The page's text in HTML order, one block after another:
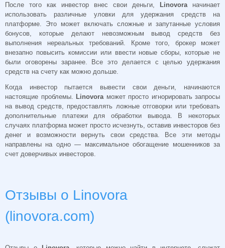
После того как инвестор внес свои деньги, Linovora начинает
использовать различные уловки для удержания средств на
платформе. Это может включать сложные и запутанные условия
бонусов, которые делают невозможным вывод средств без
выполнения нереальных требований. Кроме того, брокер может
внезапно повысить комиссии или ввести новые сборы, которые не
были оговорены заранее. Все это делается с целью удержания
средств на счету как можно дольше.
Когда инвестор пытается вывести свои деньги, начинаются
настоящие проблемы. Linovoraможет просто игнорировать запросы
на вывод средств, предоставлять ложные отговорки или требовать
дополнительные платежи для обработки вывода. В некоторых
случаях платформа может просто исчезнуть, оставив инвесторов без
денег и возможности вернуть свои средства. Все эти методы
направлены на одно — максимальное обогащение мошенников за
счет доверчивых инвесторов.
Отзывы о Linovora
(linovora.com)